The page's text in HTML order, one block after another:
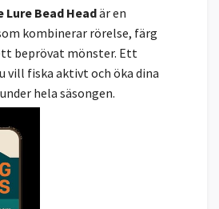
Bead Headär en
kombinerar rörelse, färg
beprövat mönster. Ett
vill fiska aktivt och öka dina
hela säsongen.